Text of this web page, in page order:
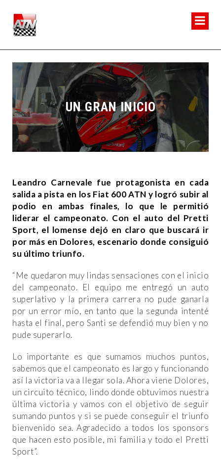
UN GRAN INICIO
Leandro Carnevale fue protagonista en cada
salida a pista en los Fiat 600 ATN y logró subir al
podio en ambas finales, lo que le permitió
liderar el campeonato. Con el auto del Pretti
Sport, el lomense dejó en claro que buscará ir
por más en Dolores, escenario donde consiguió
su último triunfo.
“Me quedaron muy lindas sensaciones con el inicio
del campeonato. El equipo me entregó un auto
superlativo y la primera carrera no pude ganarla
por un error mío, en tanto que la segunda intenté
hasta el final, pero Santi se defendió muy bien y no
pude superarlo.
Lo importante es que sumamos muchos puntos,
sabemos que el campeonato es largo y funcionando
así la victoria va a llegar sola. Ahora viene Dolores,
un circuito técnico, lindo donde obtuvimos nuestra
última victoria y vamos con el objetivo de seguir
sumando puntos y si se puede conseguir el triunfo
bienvenido sea. Agradecido a todos los sponsors
que hacen esto posible, mi familia y todo el Pretti
Sport”.